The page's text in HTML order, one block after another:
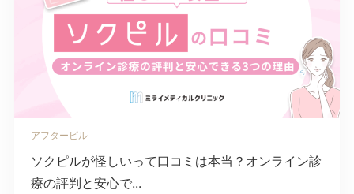
アフターピル
ソクピルが怪しいって口コミは本当？オンライン診
療の評判と安心で...